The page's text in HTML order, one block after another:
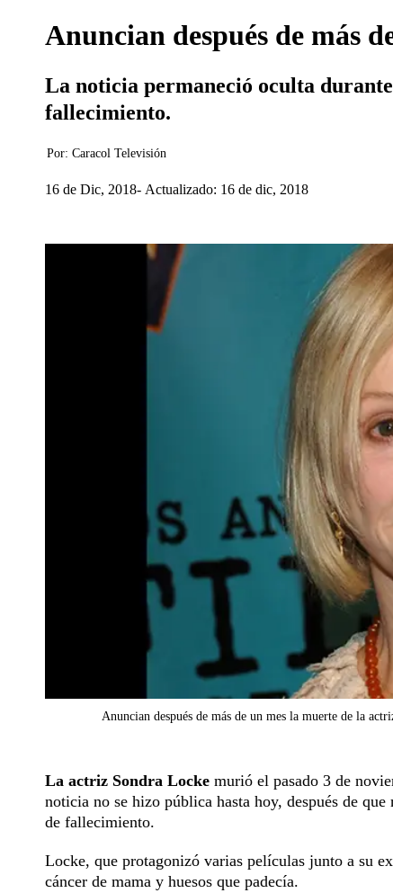
Anuncian después de más
La noticia permaneció oculta
fallecimiento.
Por: Caracol Televisión
16 de Dic, 2018 Actualizado: 16 de dic, 2018
Anuncian después de más de un mes la muerte de la
La actriz Sondra Locke murió el pasado 3 de
noticia no se hizo pública hasta hoy, después de
de fallecimiento.
Locke, que protagonizó varias películas junto a su
cáncer de mama y huesos que padecía.